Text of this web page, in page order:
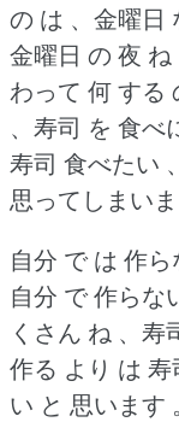
の は 、金曜日
金曜日 の 夜 ね
わって 何 する
、寿司 を 食べ
寿司 食べたい
思ってしまいま
自分 で は 作ら
自分 で 作らな
くさん ね 、寿
作る より は
い と 思います 。